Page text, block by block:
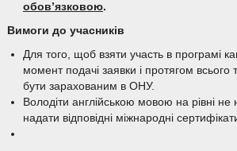
обов’язковою.
Вимоги до учасників
Для того, щоб взяти участь в програмі
момент подачі заявки і протягом всього
бути зарахованим в ОНУ.
Володіти англійською мовою на рівні
надати відповідні міжнародні